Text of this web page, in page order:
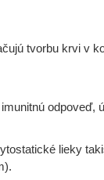
tvorbu krvi v
odpoveď,
lieky